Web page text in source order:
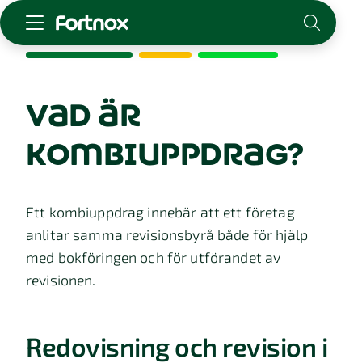
Skaffa Fortnox
För redovisningsbyrån
Kunskap & inspiration
Kontakt
Om Fortnox
Karriär
Kontakt
vad är
kombiuppdrag?
Ett kombiuppdrag innebär att ett företag
anlitar samma revisionsbyrå både för hjälp
med bokföringen och för utförandet av
revisionen.
Redovisning och revision i